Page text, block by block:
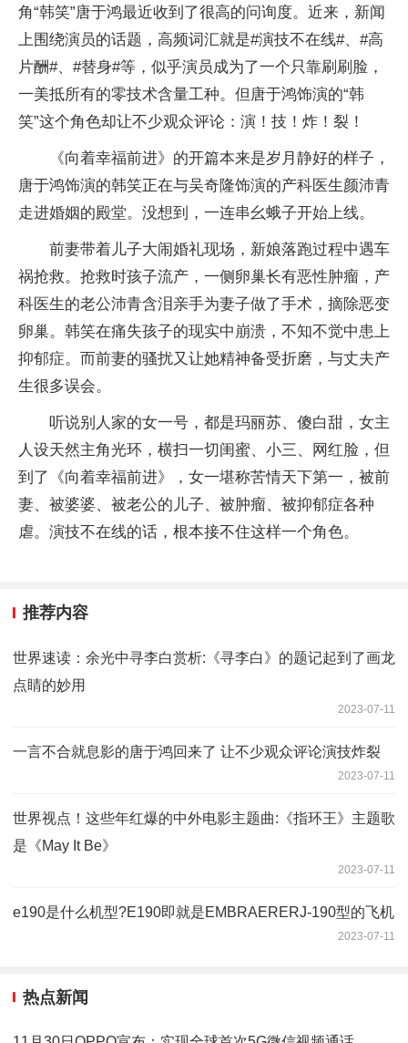
角“韩笑”唐于鸿最近收到了很高的问询度。近来，新闻
上围绕演员的话题，高频词汇就是#演技不在线#、#高
片酬#、#替身#等，似乎演员成为了一个只靠刷刷脸，
一美抵所有的零技术含量工种。但唐于鸿饰演的“韩
笑”这个角色却让不少观众评论：演！技！炸！裂！
《向着幸福前进》的开篇本来是岁月静好的样子，
唐于鸿饰演的韩笑正在与吴奇隆饰演的产科医生颜沛青
走进婚姻的殿堂。没想到，一连串幺蛾子开始上线。
前妻带着儿子大闹婚礼现场，新娘落跑过程中遇车
祸抢救。抢救时孩子流产，一侧卵巢长有恶性肿瘤，产
科医生的老公沛青含泪亲手为妻子做了手术，摘除恶变
卵巢。韩笑在痛失孩子的现实中崩溃，不知不觉中患上
抑郁症。而前妻的骚扰又让她精神备受折磨，与丈夫产
生很多误会。
听说别人家的女一号，都是玛丽苏、傻白甜，女主
人设天然主角光环，横扫一切闺蜜、小三、网红脸，但
到了《向着幸福前进》，女一堪称苦情天下第一，被前
妻、被婆婆、被老公的儿子、被肿瘤、被抑郁症各种
虐。演技不在线的话，根本接不住这样一个角色。
推荐内容
世界速读：余光中寻李白赏析:《寻李白》的题记起到了画龙
点睛的妙用
2023-07-11
一言不合就息影的唐于鸿回来了 让不少观众评论演技炸裂
2023-07-11
世界视点！这些年红爆的中外电影主题曲:《指环王》主题歌
是《May It Be》
2023-07-11
e190是什么机型?E190即就是EMBRAERERJ-190型的飞机
2023-07-11
热点新闻